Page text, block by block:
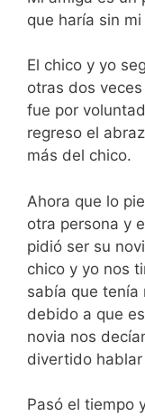
que haría sin mi
El chico y yo
otras dos
fue por
regreso el
más del chico.
Ahora que lo
otra persona y
pidió ser su
chico y yo nos
sabía que tenía
debido a que
novia nos
divertido hablar
Pasó el tiempo